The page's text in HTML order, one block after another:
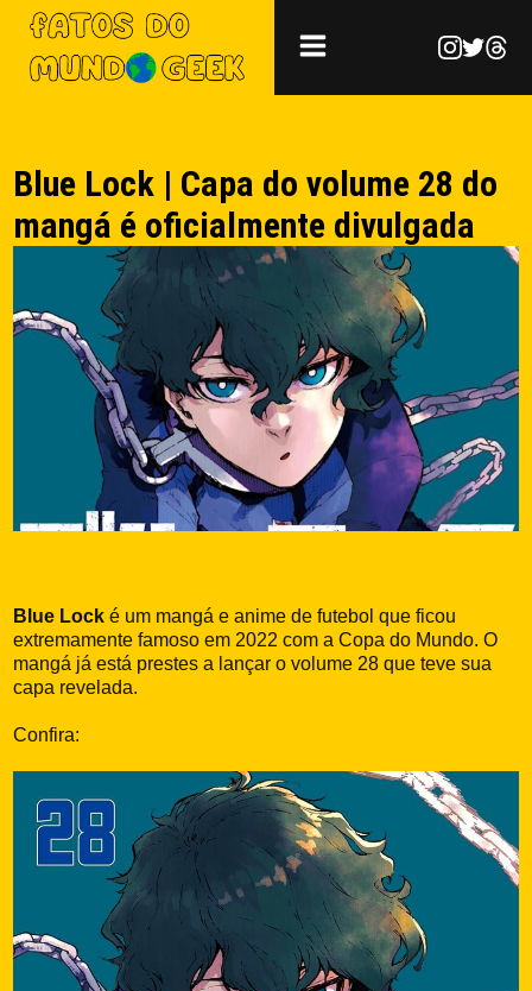
Blue Lock | Capa do volume 28 do
mangá é oficialmente divulgada
Blue Locké um mangá e anime de futebol que ficou
extremamente famoso em 2022 com a Copa do Mundo. O
mangá já está prestes a lançar o volume 28 que teve sua
capa revelada.
Confira: